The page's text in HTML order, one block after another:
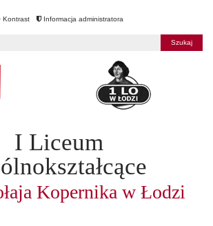
Kontrast Informacja administratora
I Liceum
Kopernika w Łodzi